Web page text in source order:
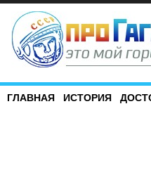
ГЛАВНАЯ ИСТОРИЯ